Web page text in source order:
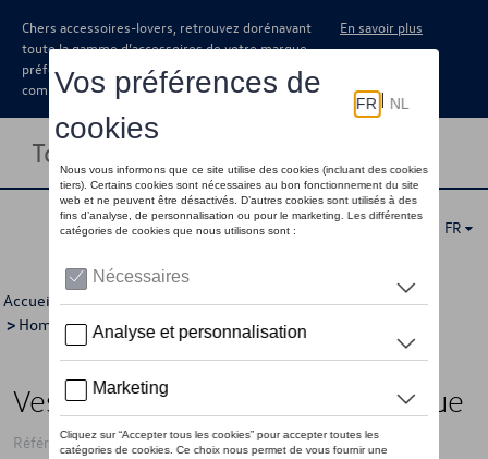
Chers accessoires-lovers, retrouvez dorénavant
toute la gamme d’accessoires de votre marque
préférée sous forme de catalogue à
commander auprès de votre concessionaire.
En savoir plus
Toggle navigation
FR
Accueil >Pour vous >"R" Collection >Vêtements >Vestes
> Hommes > Détail
Veste hybride VW logo « R », bleue
Référence: 3B4084008AE530